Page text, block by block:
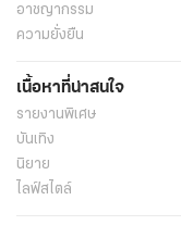
อาชญากรรม
ความยั่งยืน
เนื้อหาที่น่าสนใจ
รายงานพิเศษ
บันเทิง
นิยาย
ไลฟ์สไตล์